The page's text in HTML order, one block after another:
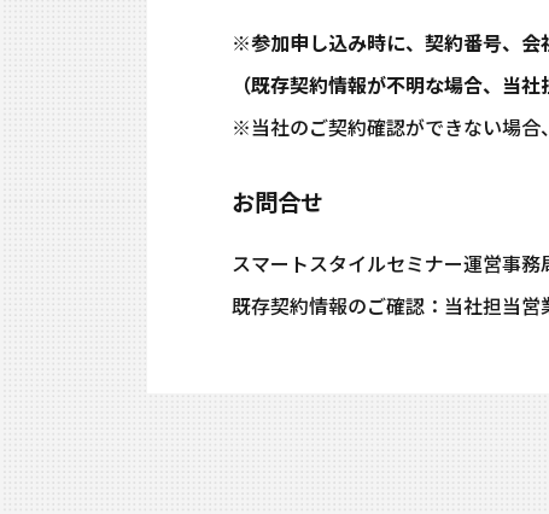
※参加申し込み時に、契約番号、会
（既存契約情報が不明な場合、当
※当社のご契約確認ができない場合
お問合せ
スマートスタイルセミナー運営事務
既存契約情報のご確認：当社担当営